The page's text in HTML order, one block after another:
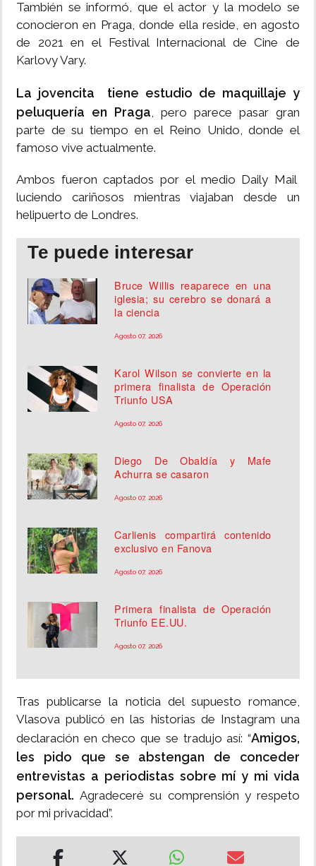
También se informó, que el actor y la modelo se
conocieron en Praga, donde ella reside, en agosto
de 2021 en el Festival Internacional de Cine de
Karlovy Vary.
La jovencita tiene estudio de maquillaje y
peluquería en Praga, pero parece pasar gran
parte de su tiempo en el Reino Unido, donde el
famoso vive actualmente.
Ambos fueron captados por el medio Daily Mail
luciendo cariñosos mientras viajaban desde un
helipuerto de Londres.
Te puede interesar
Bruce Willis reaparece en una
iglesia; su cerebro se donará a
la ciencia
Agosto 07, 2026
Karol Wilson se convierte en la
primera finalista de Operación
Triunfo USA
Agosto 07, 2026
Diego De Obaldía y Mafe
Achurra se casaron
Agosto 07, 2026
Carlienis compartirá contenido
exclusivo en Fanova
Agosto 07, 2026
Primera finalista de Operación
Triunfo EE.UU.
Agosto 07, 2026
Tras publicarse la noticia del supuesto romance,
Vlasova publicó en las historias de Instagram una
declaración en checo que se tradujo así: “Amigos,
les pido que se abstengan de conceder
entrevistas a periodistas sobre mí y mi vida
personal.Agradeceré su comprensión y respeto
por mi privacidad”.